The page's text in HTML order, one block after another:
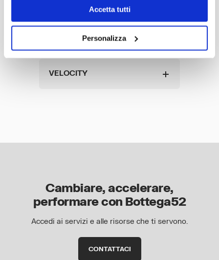
Accetta tutti
Personalizza
CONFIGURAZIONE,
GOVERNANCE, MITIGATION
VELOCITY
Cambiare, accelerare,
performare con Bottega52
Accedi ai servizi e alle risorse che ti servono.
CONTATTACI